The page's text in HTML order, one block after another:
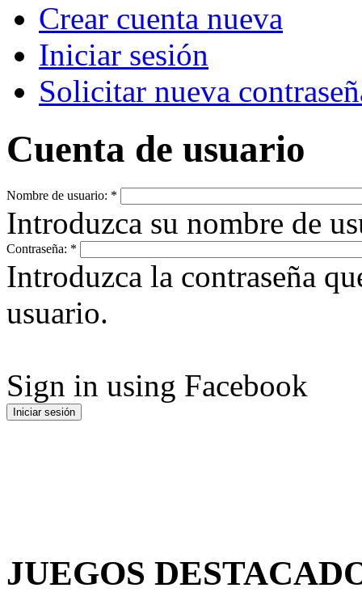
Crear cuenta nueva
Iniciar sesión
Solicitar nueva
Cuenta de usuario
Nombre de usuario: *
Introduzca su nombre de
Contraseña: *
Introduzca la contraseña
usuario.
Sign in using Facebook
JUEGOS